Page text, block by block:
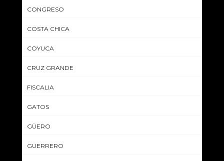
CONGRESO
COSTA CHICA
COYUCA
CRUZ GRANDE
FISCALIA
GATOS
GÜERO
GUERRERO